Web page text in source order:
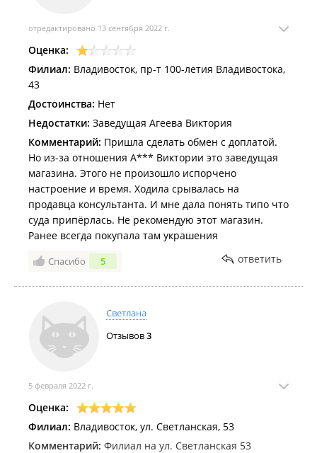
выполненных в белом золоте с черными и белыми
бриллиантами. Спасибо огромное специалисту
Дарье. Желаю ей побольше добрых и отзывчивых
клиентов, добавку к зарплате и поощрения со
стороны руководства. Умничка! Бегом все к ней за
покупками!!!!!!
отредактировано 13 сентября 2022 г.
Оценка:
Филиал: Владивосток, пр-т 100-летия Владивостока,
43
Достоинства: Нет
Недостатки: Заведущая Агеева Виктория
Комментарий: Пришла сделать обмен с доплатой.
Но из-за отношения А*** Виктории это заведущая
магазина. Этого не произошло испорчено
настроение и время. Ходила срывалась на
продавца консультанта. И мне дала понять типо что
суда припёрлась. Не рекомендую этот магазин.
Ранее всегда покупала там украшения
Спасибо 5 ответить
Светлана
Отзывов3
5 февраля 2022 г.
Оценка:
Филиал: Владивосток, ул. Светланская, 53
Комментарий: Филиал на ул. Светланская 53